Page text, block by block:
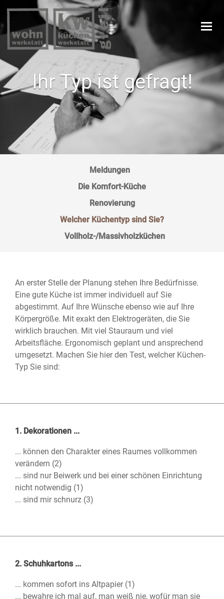
Ihr Typ ist gefragt!
Meldungen
Die Komfort-Küche
Renovierung
Welcher Küchentyp sind Sie?
Vollholz-/Massivholzküchen
An erster Stelle der Planung stehen Ihre Bedürfnisse.
Eine gute Küche ist immer individuell auf Sie
abgestimmt. Auf Ihre Wünsche ebenso wie auf Ihre
Körpergröße. Mit exakt den Elektrogeräten, die Sie
wirklich brauchen. Mit viel Stauraum und viel
Arbeitsfläche. Ergonomisch geplant und ansprechend
umgesetzt. Machen Sie hier den Test, welcher Küchen-
Typ Sie sind:
1. Dekorationen ...
... können den Charakter eines Raumes vollkommen
verändern (2)
... sind nur Beiwerk und bei einer schönen Einrichtung
nicht notwendig (1)
... sind mir schnurz (3)
2. Schuhkartons ...
... kommen sofort ins Altpapier (1)
... bewahre ich mal auf, man weiß nie, wofür man sie